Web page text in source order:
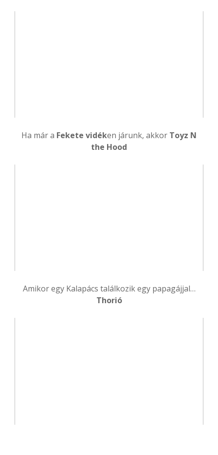
Ha már a Fekete vidéken járunk, akkor Toyz N
the Hood
Amikor egy Kalapács találkozik egy papagájjal…
Thorió